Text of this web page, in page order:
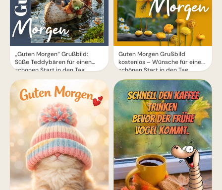
„Guten Morgen“ Grußbild:
Süße Teddybären für einen
schönen Start in den Tag
Guten Morgen Grußbild
kostenlos – Wünsche für einen
schönen Start in den Tag